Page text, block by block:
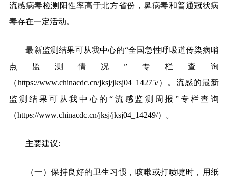
流感病毒检测阳性率高于北方省份，鼻病毒和普通冠状病
毒存在一定活动。
最新监测结果可从我中心的“全国急性呼吸道传染病哨
点监测情况”专栏查询
（https://www.chinacdc.cn/jksj/jksj04_14275/）。流感的最新
监测结果可从我中心的“流感监测周报”专栏查询
（https://www.chinacdc.cn/jksj/jksj04_14249/）。
主要建议:
（一）保持良好的卫生习惯，咳嗽或打喷嚏时，用纸